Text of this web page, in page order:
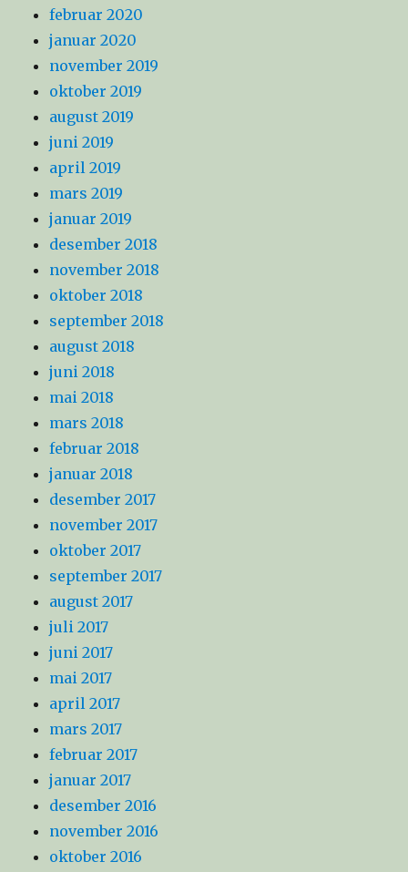
februar 2020
januar 2020
november 2019
oktober 2019
august 2019
juni 2019
april 2019
mars 2019
januar 2019
desember 2018
november 2018
oktober 2018
september 2018
august 2018
juni 2018
mai 2018
mars 2018
februar 2018
januar 2018
desember 2017
november 2017
oktober 2017
september 2017
august 2017
juli 2017
juni 2017
mai 2017
april 2017
mars 2017
februar 2017
januar 2017
desember 2016
november 2016
oktober 2016